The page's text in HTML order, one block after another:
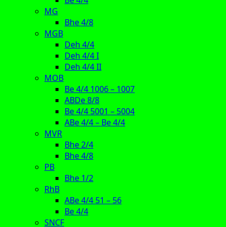
MG
Bhe 4/8
MGB
Deh 4/4
Deh 4/4 I
Deh 4/4 II
MOB
Be 4/4 1006 – 1007
ABDe 8/8
Be 4/4 5001 – 5004
ABe 4/4 – Be 4/4
MVR
Bhe 2/4
Bhe 4/8
PB
Bhe 1/2
RhB
ABe 4/4 51 – 56
Be 4/4
SNCF